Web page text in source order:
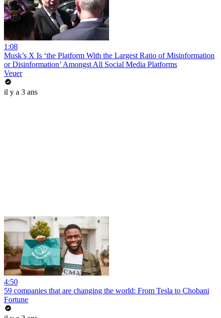
1:08
Musk’s X Is ‘the Platform With the Largest Ratio of Misinformation
or Disinformation’ Amongst All Social Media Platforms
Veuer
il y a 3 ans
4:50
59 companies that are changing the world: From Tesla to Chobani
Fortune